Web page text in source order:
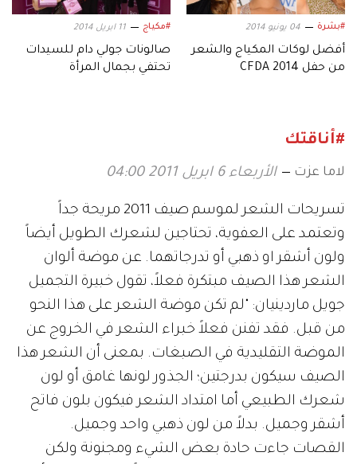
#بشرة 04 يونيو 2014
أفضل لوكات المكياج والشعر
من حفل CFDA 2014
#مكياج 11 ابريل 2014
صالونات جولي دام للسيدات
تحتفي بجمال المرأة
#أناقتك
لاما عزت الأربعاء 6 ابريل 2011 04:00
تسريحات الشعر لموسم صيف 2011 مريحة جداً
وتعتمد على العفوية، تحتاجين لشعرك الطويل أيضاً
ولون أشقر او ذهبي أو تدرجاتهما. عن موضة ألوان
الشعر هذا الصيف مبتكرة فعلاً، تقول خبيرة التجميل
جويل ماردينيان: "لم تكن موضة الشعر على هذا النحو
من قبل. فقد تفنن فعلاً خبراء الشعر في الخروج عن
الموضة التقليدية في الصبغات. بمعنى أن الشعر هذا
الصيف سيكون بدرجتين؛ الجذور لونها غامق أو لون
شعرك الطبيعي أما امتداد الشعر فيكون بلون فاتح
أشقر وجميل. بدلاً من لون ذهبي واحد وجميل.
القصات جاءت حادة بعض الشيء ومجنونة ولكن